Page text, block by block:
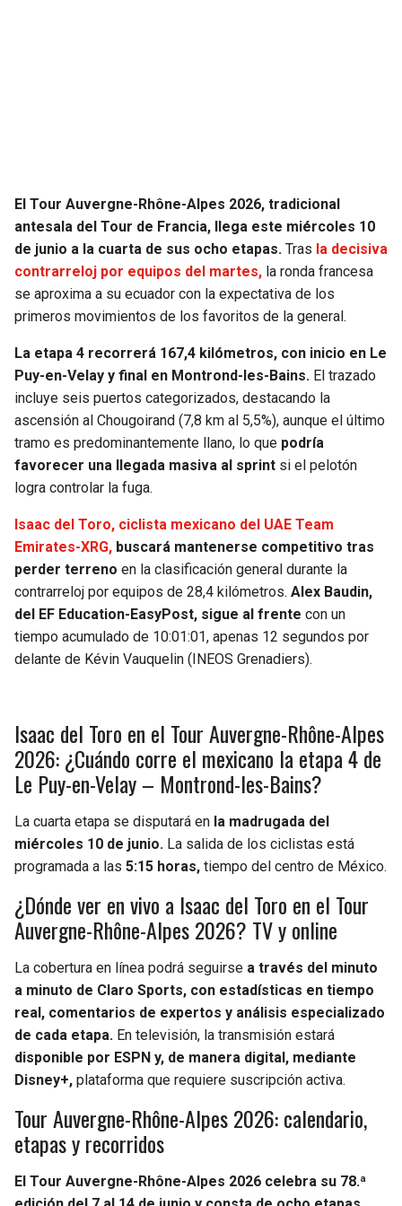
VIKINGS
FALCONS
PANTHERS
SAINTS
BUCCANEERS
THUNDER
TRAIL BLAZERS
JAZZ
El Tour Auvergne-Rhône-Alpes 2026, tradicional
antesala del Tour de Francia, llega este miércoles 10
de junio a la cuarta de sus ocho etapas. Tras la decisiva
contrarreloj por equipos del martes, la ronda francesa
se aproxima a su ecuador con la expectativa de los
primeros movimientos de los favoritos de la general.
La etapa 4 recorrerá 167,4 kilómetros, con inicio en Le
Puy-en-Velay y final en Montrond-les-Bains. El trazado
incluye seis puertos categorizados, destacando la
ascensión al Chougoirand (7,8 km al 5,5%), aunque el último
tramo es predominantemente llano, lo que podría
favorecer una llegada masiva al sprint si el pelotón
logra controlar la fuga.
Isaac del Toro, ciclista mexicano del UAE Team
Emirates-XRG, buscará mantenerse competitivo tras
perder terreno en la clasificación general durante la
contrarreloj por equipos de 28,4 kilómetros. Alex Baudin,
del EF Education-EasyPost, sigue al frente con un
tiempo acumulado de 10:01:01, apenas 12 segundos por
delante de Kévin Vauquelin (INEOS Grenadiers).
Isaac del Toro en el Tour Auvergne-Rhône-Alpes
2026: ¿Cuándo corre el mexicano la etapa 4 de
Le Puy-en-Velay – Montrond-les-Bains?
La cuarta etapa se disputará en la madrugada del
miércoles 10 de junio. La salida de los ciclistas está
programada a las 5:15 horas, tiempo del centro de México.
¿Dónde ver en vivo a Isaac del Toro en el Tour
Auvergne-Rhône-Alpes 2026? TV y online
La cobertura en línea podrá seguirse a través del minuto
a minuto de Claro Sports, con estadísticas en tiempo
real, comentarios de expertos y análisis especializado
de cada etapa. En televisión, la transmisión estará
disponible por ESPN y, de manera digital, mediante
Disney+, plataforma que requiere suscripción activa.
Tour Auvergne-Rhône-Alpes 2026: calendario,
etapas y recorridos
El Tour Auvergne-Rhône-Alpes 2026 celebra su 78.ª